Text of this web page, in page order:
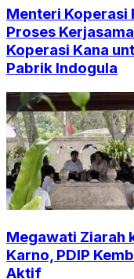
Menteri Koperasi
Proses
Koperasi Kana
Pabrik Indogula
Megawati Ziarah
Karno, PDIP
Aktif